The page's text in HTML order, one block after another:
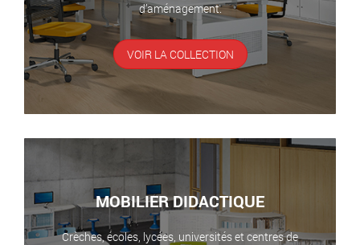
d’aménagement.
VOIR LA COLLECTION
MOBILIER DIDACTIQUE
Crèches, écoles, lycées, universités et centres de